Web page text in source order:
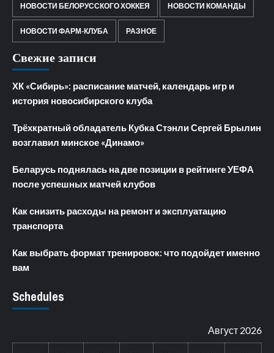
НОВОСТИ БЕЛОРУССКОГО ХОККЕЯ НОВОСТИ КОМАНДЫ
НОВОСТИ ФАРМ-КЛУБА РАЗНОЕ
Свежие записи
ХК «Сибирь»: расписание матчей, календарь игр и
история новосибирского клуба
Трёхкратный обладатель Кубка Стэнли Сергей Брылин
возглавил минское «Динамо»
Беларусь поднялась на две позиции в рейтинге УЕФА
после успешных матчей клубов
Как снизить расходы на ремонт и эксплуатацию
транспорта
Как выбрать формат тренировок: что подойдет именно
вам
Schedules
Август 2026